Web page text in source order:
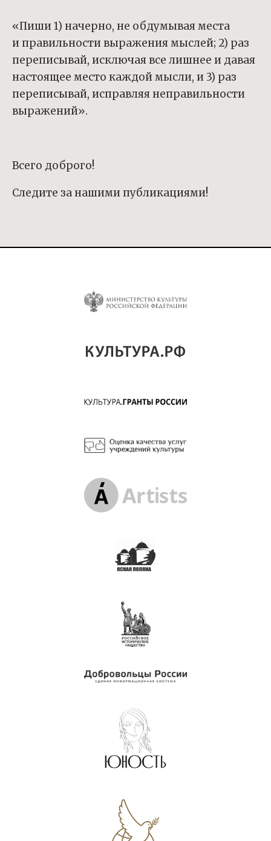
«Пиши 1) начерно, не обдумывая места
и правильности выражения мыслей; 2) раз
переписывай, исключая все лишнее и давая
настоящее место каждой мыс­ли, и 3) раз
переписывай, исправляя неправильности
выражений».
Всего доброго!
Следите за нашими публикациями!